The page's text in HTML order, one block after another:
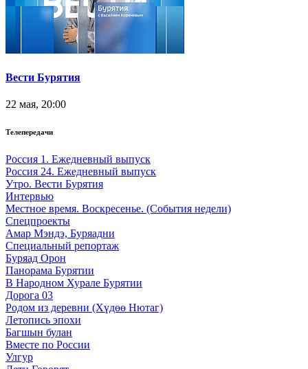
Вести Бурятия
22 мая, 20:00
Телепередачи
Россия 1. Ежедневный выпуск
Россия 24. Ежедневный выпуск
Утро. Вести Бурятия
Интервью
Местное время. Воскресенье. (События недели)
Спецпроекты
Амар Мэндэ, Буряадни
Специальный репортаж
Буряад Орон
Панорама Бурятии
В Народном Хурале Бурятии
Дорога 03
Родом из деревни (Хүдөө Нютаг)
Летопись эпохи
Багшын булан
Вместе по России
Улгур